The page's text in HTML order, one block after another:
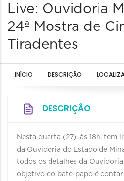
Live: Ouvidoria
24ª Mostra de
Tiradentes
INÍCIO DESCRIÇÃO
DESCRIÇÃO
Nesta quarta (27), às 18h, tem
da Ouvidoria do Estado de
todos os detalhes da
objetivo do bate-papo é contar